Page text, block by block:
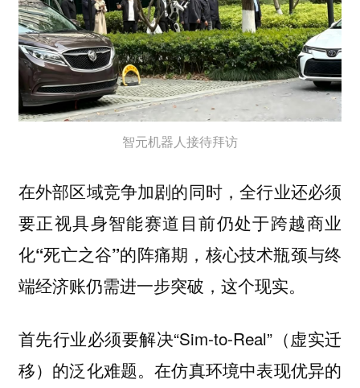
智元机器人接待拜访
在外部区域竞争加剧的同时，全行业还必须
要正视具身智能赛道目前仍处于跨越商业
化“死亡之谷”的阵痛期，核心技术瓶颈与终
端经济账仍需进一步突破，这个现实。
首先行业必须要解决“Sim-to-Real”（虚实迁
移）的泛化难题。在仿真环境中表现优异的